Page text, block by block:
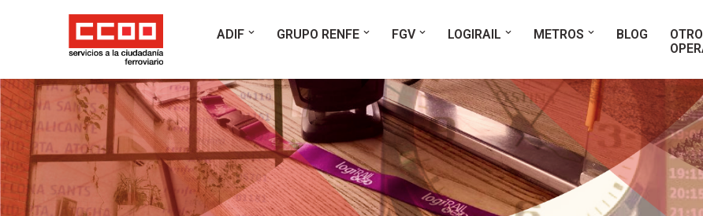
contenido
ADIF GRUPO RENFE FGV LOGIRAIL METROS BLOG